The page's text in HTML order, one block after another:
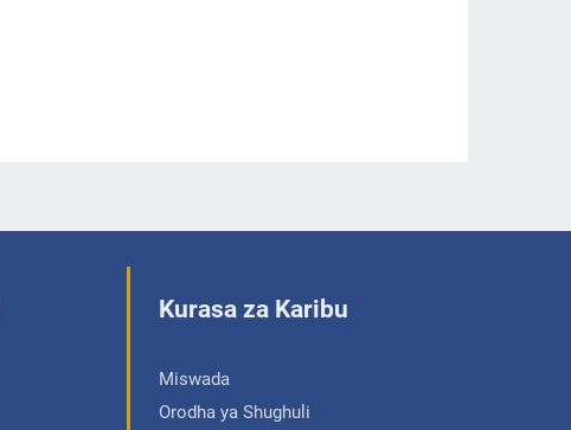
Kurasa za Karibu
Miswada
Orodha ya Shughuli